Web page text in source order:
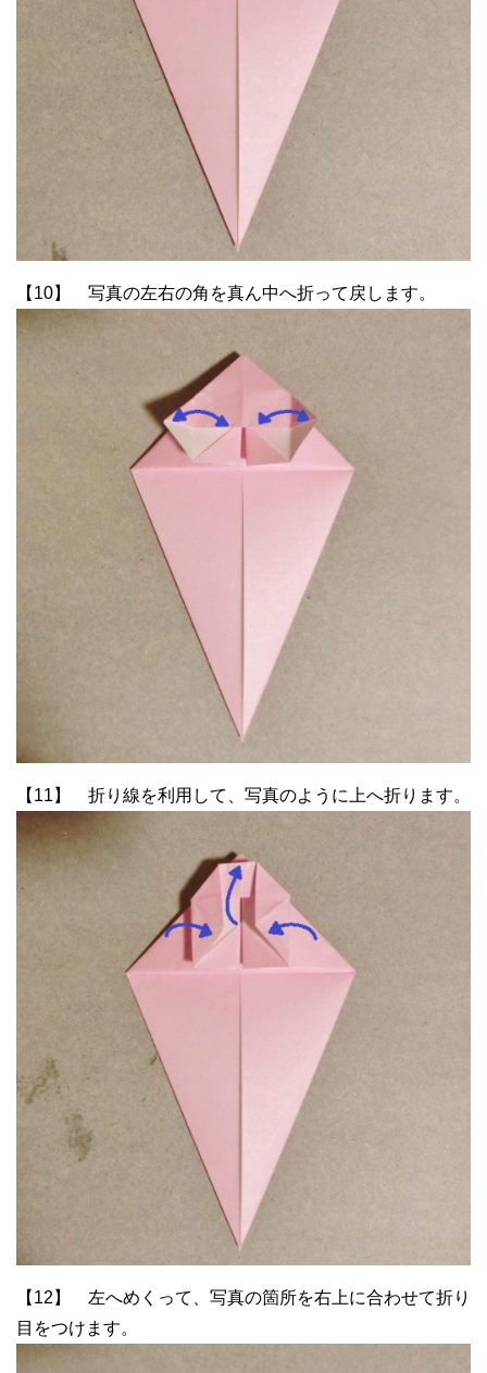
【10】 写真の左右の角を真ん中へ折って戻します。
【11】 折り線を利用して、写真のように上へ折ります。
【12】 左へめくって、写真の箇所を右上に合わせて折り
目をつけます。